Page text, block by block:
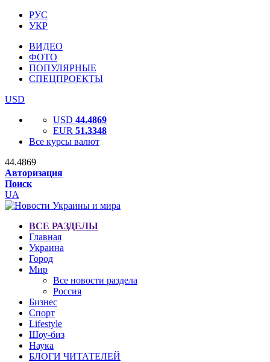
РУС
УКР
ВИДЕО
ФОТО
ПОПУЛЯРНЫЕ
СПЕЦПРОЕКТЫ
USD
USD 44.4869
EUR 51.3348
Все курсы валют
44.4869
Авторизация
Поиск
UA
ВСЕ РАЗДЕЛЫ
Главная
Украина
Город
Мир
Все новости раздела
Россия
Бизнес
Спорт
Lifestyle
Шоу-биз
Наука
БЛОГИ ЧИТАТЕЛЕЙ